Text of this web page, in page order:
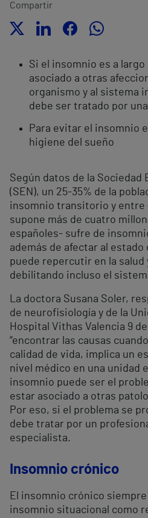
Compartir
Si el insomnio es a
asociado a otras
organismo y al sistema
debe ser tratado por
Para evitar el insomnio
higiene del sueño
Según datos de la Sociedad
(SEN), un 25-35% de la
insomnio transitorio y entre
supone más de cuatro
españoles- sufre de
además de afectar al
puede repercutir en la salud
debilitando incluso el
La doctora Susana Soler,
de neurofisiología y de la
Hospital Vithas Valencia 9
“encontrar las causas
calidad de vida, implica un
nivel médico en una unidad
insomnio puede ser el
estar asociado a otras
Por eso, si el problema se
debe tratar por un
especialista.
Insomnio crónico
El insomnio crónico
insomnio situacional como